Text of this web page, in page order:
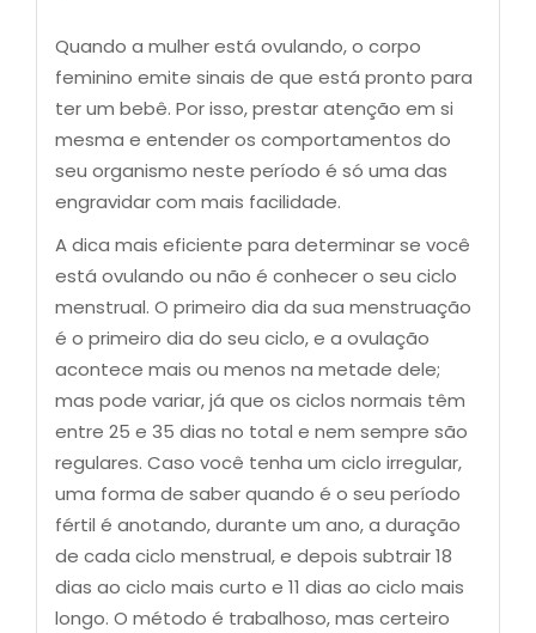
Quando a mulher está ovulando, o corpo
feminino emite sinais de que está pronto para
ter um bebê. Por isso, prestar atenção em si
mesma e entender os comportamentos do
seu organismo neste período é só uma das
engravidar com mais facilidade.
A dica mais eficiente para determinar se você
está ovulando ou não é conhecer o seu ciclo
menstrual. O primeiro dia da sua menstruação
é o primeiro dia do seu ciclo, e a ovulação
acontece mais ou menos na metade dele;
mas pode variar, já que os ciclos normais têm
entre 25 e 35 dias no total e nem sempre são
regulares. Caso você tenha um ciclo irregular,
uma forma de saber quando é o seu período
fértil é anotando, durante um ano, a duração
de cada ciclo menstrual, e depois subtrair 18
dias ao ciclo mais curto e 11 dias ao ciclo mais
longo. O método é trabalhoso, mas certeiro